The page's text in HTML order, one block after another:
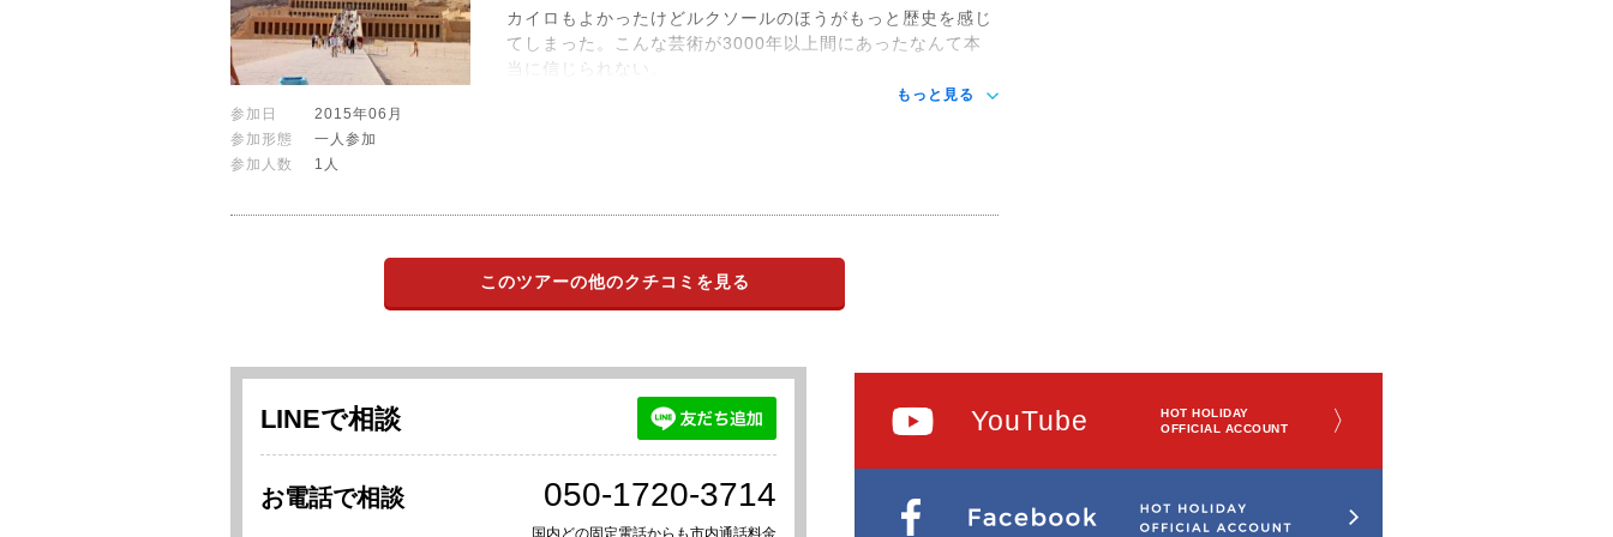
カイロもよかったけどルクソールのほうがもっと歴史を感じ
てしまった。こんな芸術が3000年以上間にあったなんて本
当に信じられない。
もっと見る
参加日
2015年06月
参加形態
一人参加
参加人数
1人
このツアーの他のクチコミを見る
LINEで相談
お電話で相談 050-1720-3714
国内どの固定電話からも市内通話料金
YouTube
HOT HOLIDAY
OFFICIAL ACCOUNT
〉